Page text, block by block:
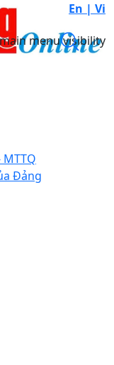
En | Vi
menu visibility
Đảng